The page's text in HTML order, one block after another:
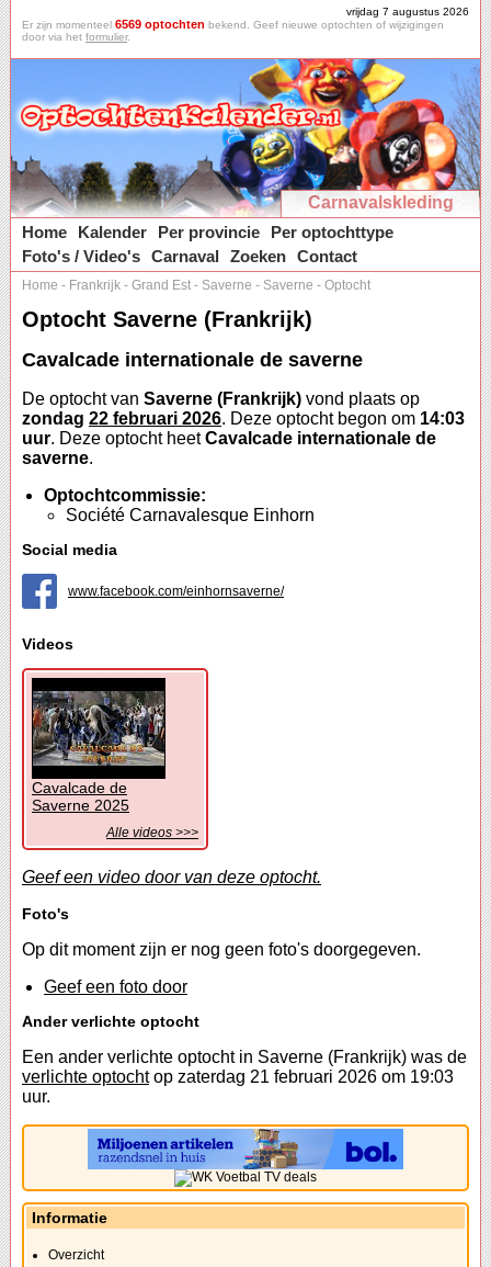
vrijdag 7 augustus 2026
Er zijn momenteel 6569 optochten bekend. Geef nieuwe optochten of wijzigingen
door via het formulier.
Carnavalskleding
Home
Kalender Per provincie
Per optochttype
Foto's / Video's Carnaval Zoeken Contact
Home - Frankrijk - Grand Est - Saverne - Saverne - Optocht
Optocht Saverne (Frankrijk)
Cavalcade internationale de saverne
De optocht van Saverne (Frankrijk) vond plaats op
zondag 22 februari 2026. Deze optocht begon om 14:03
uur. Deze optocht heetCavalcade internationale de
saverne.
Optochtcommissie:
Société Carnavalesque Einhorn
Social media
www.facebook.com/einhornsaverne/
Videos
Cavalcade de
Saverne 2025
Alle videos >>>
Geef een video door van deze optocht.
Foto's
Op dit moment zijn er nog geen foto's doorgegeven.
Geef een foto door
Ander verlichte optocht
Een ander verlichte optocht in Saverne (Frankrijk) was de
verlichte optochtop zaterdag 21 februari 2026 om 19:03
uur.
Informatie
Overzicht